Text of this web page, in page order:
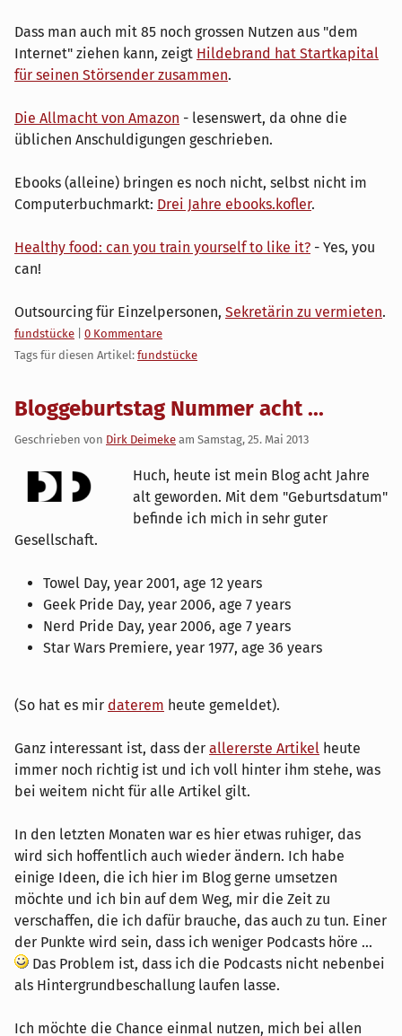
Dass man auch mit 85 noch grossen Nutzen aus "dem
Internet" ziehen kann, zeigt Hildebrand hat Startkapital
für seinen Störsender zusammen.
Die Allmacht von Amazon - lesenswert, da ohne die
üblichen Anschuldigungen geschrieben.
Ebooks (alleine) bringen es noch nicht, selbst nicht im
Computerbuchmarkt: Drei Jahre ebooks.kofler.
Healthy food: can you train yourself to like it? - Yes, you
can!
Outsourcing für Einzelpersonen, Sekretärin zu vermieten.
Kategorien:
fundstücke
0 Kommentare
Tags für diesen Artikel: fundstücke
Bloggeburtstag Nummer acht ...
Geschrieben von Dirk Deimeke am Samstag, 25. Mai 2013
Huch, heute ist mein Blog acht Jahre
alt geworden. Mit dem "Geburtsdatum"
befinde ich mich in sehr guter
Gesellschaft.
Towel Day, year 2001, age 12 years
Geek Pride Day, year 2006, age 7 years
Nerd Pride Day, year 2006, age 7 years
Star Wars Premiere, year 1977, age 36 years
(So hat es mir daterem heute gemeldet).
Ganz interessant ist, dass der allererste Artikel heute
immer noch richtig ist und ich voll hinter ihm stehe, was
bei weitem nicht für alle Artikel gilt.
In den letzten Monaten war es hier etwas ruhiger, das
wird sich hoffentlich auch wieder ändern. Ich habe
einige Ideen, die ich hier im Blog gerne umsetzen
möchte und ich bin auf dem Weg, mir die Zeit zu
verschaffen, die ich dafür brauche, das auch zu tun. Einer
der Punkte wird sein, dass ich weniger Podcasts höre ...
Das Problem ist, dass ich die Podcasts nicht nebenbei
als Hintergrundbeschallung laufen lasse.
Ich möchte die Chance einmal nutzen, mich bei allen